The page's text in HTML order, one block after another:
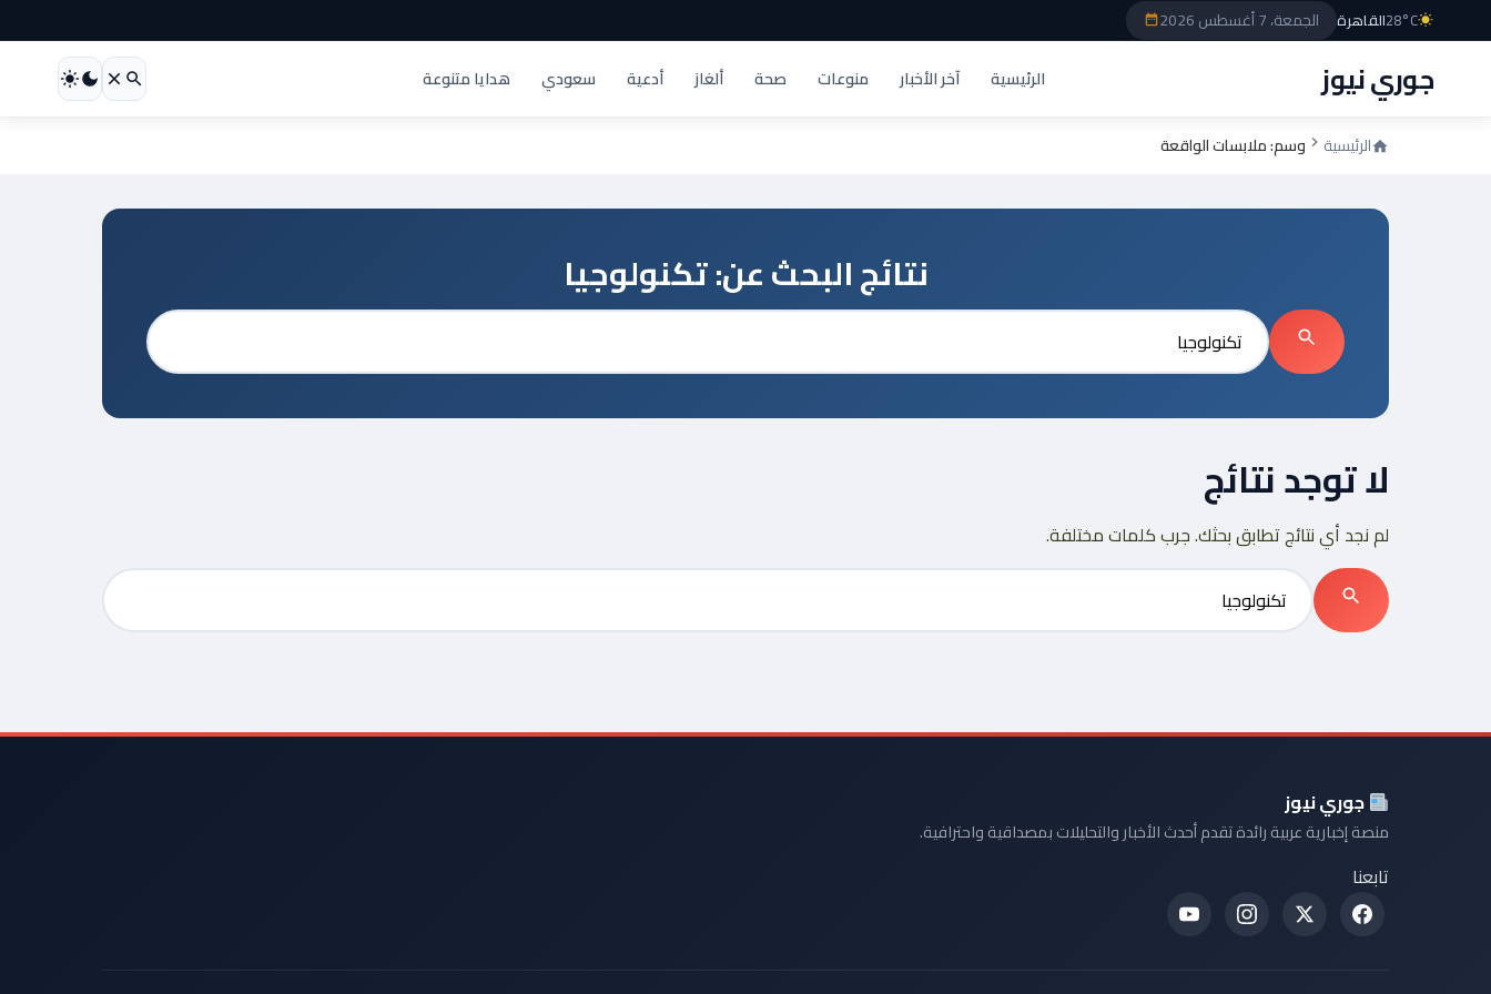
الجمعة، 7 أغسطس 2026 28°Cالقاهرة
جوري نيوز الرئيسية آخر الأخبار منوعات صحة ألغاز أدعية سعودي هدايا متنوعة
الرئيسية وسم: ملابسات الواقعة
نتائج البحث عن:تكنولوجيا
بحث
عن:
بحث
لا توجد نتائج
لم نجد أي نتائج تطابق بحثك. جرب كلمات مختلفة.
بحث
جوري نيوز
منصة إخبارية عربية رائدة تقدم أحدث الأخبار والتحليلات بمصداقية واحترافية.
تابعنا